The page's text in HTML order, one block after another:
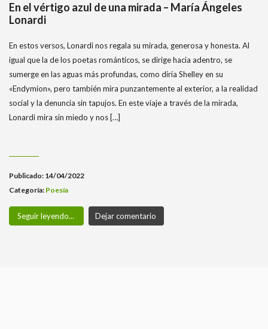
En el vértigo azul de una mirada – María Ángeles
Lonardi
En estos versos, Lonardi nos regala su mirada, generosa y honesta. Al
igual que la de los poetas románticos, se dirige hacia adentro, se
sumerge en las aguas más profundas, como diría Shelley en su
«Endymion», pero también mira punzantemente al exterior, a la realidad
social y la denuncia sin tapujos. En este viaje a través de la mirada,
Lonardi mira sin miedo y nos […]
Publicado: 14/04/2022
Categoría: Poesía
Seguir leyendo... Dejar comentario